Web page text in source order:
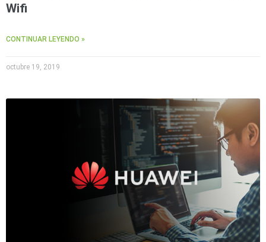
Wifi
CONTINUAR LEYENDO »
octubre 19, 2019